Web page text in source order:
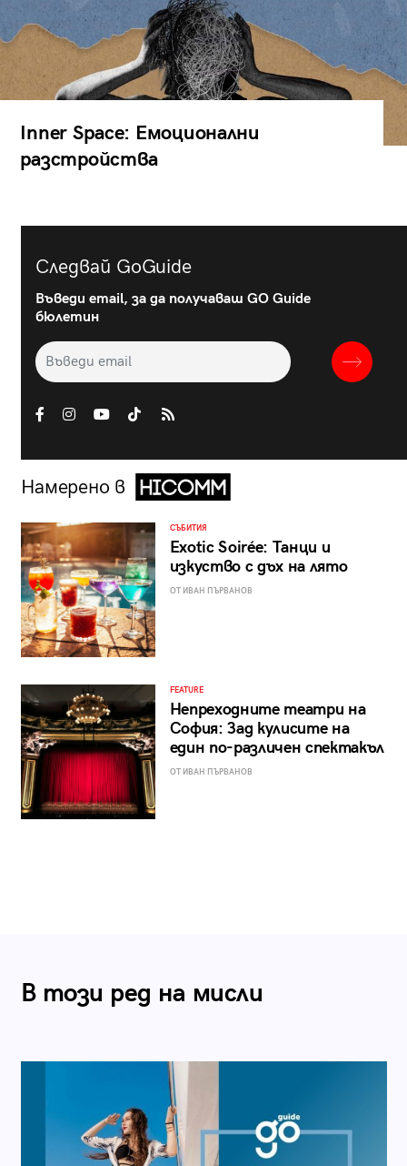
Inner Space: Емоционални
разстройства
Следвай GoGuide
Въведи email, за да получаваш GO Guide
бюлетин
Намерено в
СЪБИТИЯ
Exotic Soirée: Танци и
изкуство с дъх на лято
ОТ ИВАН ПЪРВАНОВ
FEATURE
Непреходните театри на
София: Зад кулисите на
един по-различен спектакъл
ОТ ИВАН ПЪРВАНОВ
В този ред на мисли